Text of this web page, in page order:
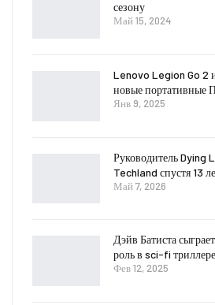
сезону
Май 15, 2024
Lenovo Legion Go 2
новые портативные
Янв 9, 2025
Руководитель Dying
Techland спустя 13
Май 7, 2026
Дэйв Батиста
роль в sci-fi триллере
Фев 12, 2025